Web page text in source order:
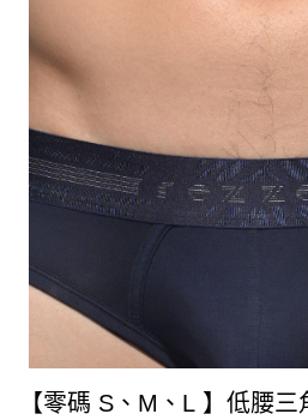
【零碼 S、M、L 】低腰三角褲-花樣十年- 深海